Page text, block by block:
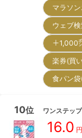
マラソ
ウェブ
＋1,000
楽券(買
食パン
10位 ワンステップ
16.0